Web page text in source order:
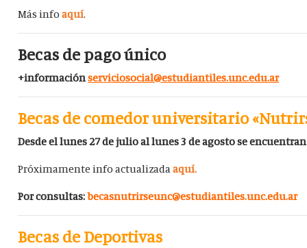
Más infoaquí.
Becas de pago único
+informaciónserviciosocial@estudiantiles.unc.edu.ar
Becas de comedor universitario
Desde el lunes 27 de julio al lunes 3 de agosto se
Próximamente info actualizadaaquí.
Por consultas:becasnutrirseunc@estudiantiles.unc.edu.ar
Becas de Deportivas